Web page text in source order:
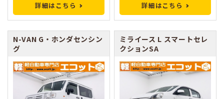
詳細はこちら 詳細はこちら
N-VAN G・ホンダセンシン
グ
ミライース L スマートセレ
クションSA